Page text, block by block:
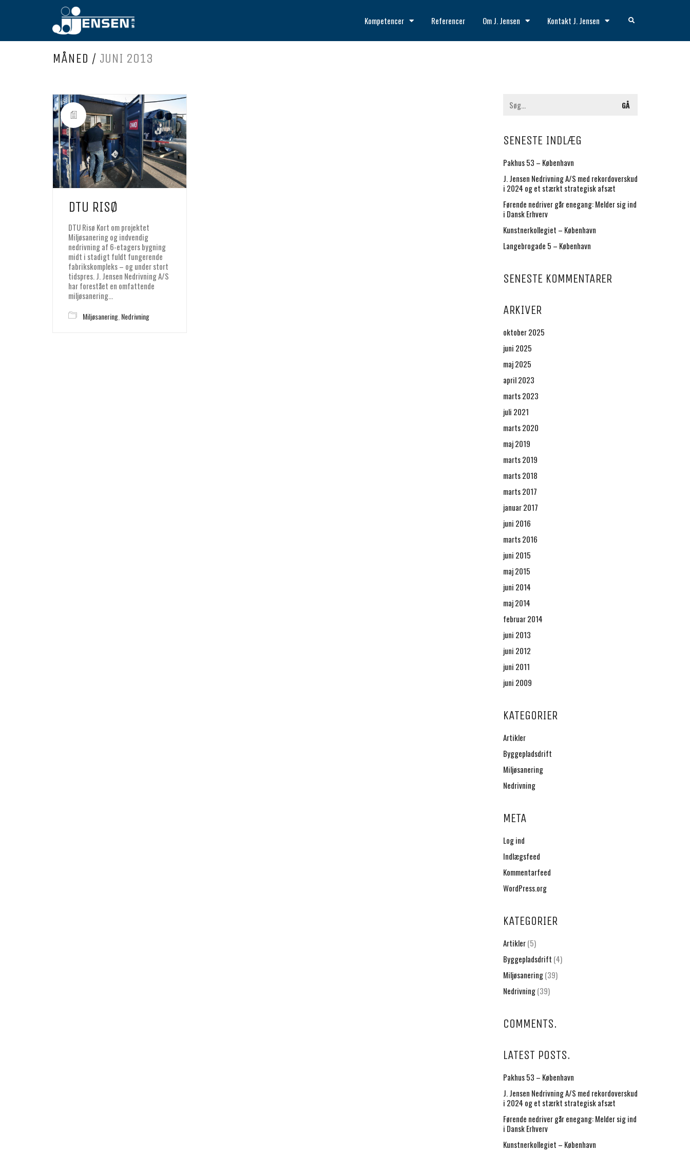
Kompetencer Referencer Om J. Jensen Kontakt J. Jensen
MÅNED / JUNI 2013
DTU RISØ
DTU Risø Kort om projektet
Miljøsanering og indvendig
nedrivning af 6-etagers bygning
midt i stadigt fuldt fungerende
fabrikskompleks – og under stort
tidspres. J. Jensen Nedrivning A/S
har forestået en omfattende
miljøsanering…
Miljøsanering,Nedrivning
SENESTE INDLÆG
Pakhus 53 – København
J. Jensen Nedrivning A/S med rekordoverskud
i 2024 og et stærkt strategisk afsæt
Førende nedriver går enegang: Melder sig ind
i Dansk Erhverv
Kunstnerkollegiet – København
Langebrogade 5 – København
SENESTE KOMMENTARER
ARKIVER
oktober 2025
juni 2025
maj 2025
april 2023
marts 2023
juli 2021
marts 2020
maj 2019
marts 2019
marts 2018
marts 2017
januar 2017
juni 2016
marts 2016
juni 2015
maj 2015
juni 2014
maj 2014
februar 2014
juni 2013
juni 2012
juni 2011
juni 2009
KATEGORIER
Artikler
Byggepladsdrift
Miljøsanering
Nedrivning
META
Log ind
Indlægsfeed
Kommentarfeed
WordPress.org
KATEGORIER
Artikler(5)
Byggepladsdrift (4)
Miljøsanering(39)
Nedrivning(39)
COMMENTS.
LATEST POSTS.
Pakhus 53 – København
J. Jensen Nedrivning A/S med rekordoverskud
i 2024 og et stærkt strategisk afsæt
Førende nedriver går enegang: Melder sig ind
i Dansk Erhverv
Kunstnerkollegiet – København